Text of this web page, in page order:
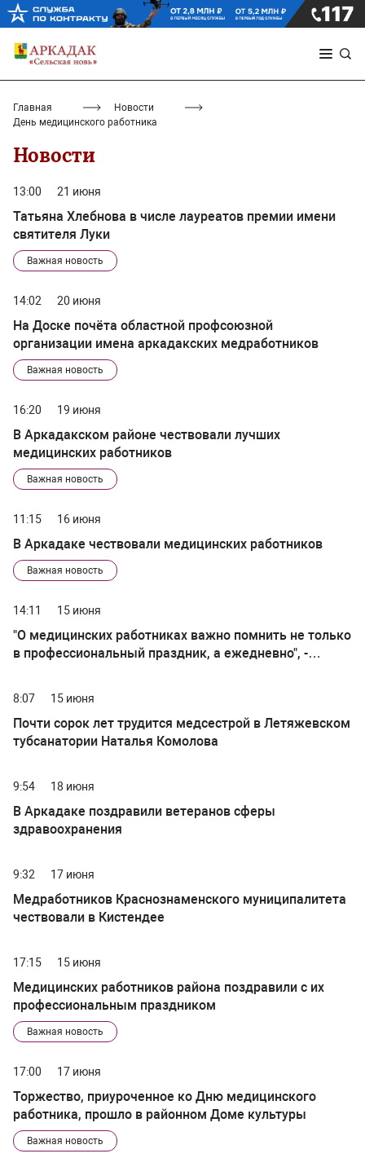
Главная
Новости
День медицинского работника
Новости
13:00 21 июня
Татьяна Хлебнова в числе лауреатов премии имени
святителя Луки
Важная новость
14:02 20 июня
На Доске почёта областной профсоюзной
организации имена аркадакских медработников
Важная новость
16:20 19 июня
В Аркадакском районе чествовали лучших
медицинских работников
Важная новость
11:15 16 июня
В Аркадаке чествовали медицинских работников
Важная новость
14:11 15 июня
"О медицинских работниках важно помнить не только
в профессиональный праздник, а ежедневно", -
8:07 15 июня
Почти сорок лет трудится медсестрой в Летяжевском
тубсанатории Наталья Комолова
9:54 18 июня
В Аркадаке поздравили ветеранов сферы
здравоохранения
9:32 17 июня
Медработников Краснознаменского муниципалитета
чествовали в Кистендее
17:15 15 июня
Медицинских работников района поздравили с их
профессиональным праздником
Важная новость
17:00 17 июня
Торжество, приуроченное ко Дню медицинского
работника, прошло в районном Доме культуры
Важная новость